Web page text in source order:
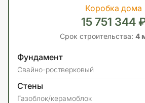
Коробка дома
15 751 344
Срок строительства: 4
Фундамент
Свайно-ростверковый
Стены
Газоблок/керамоблок